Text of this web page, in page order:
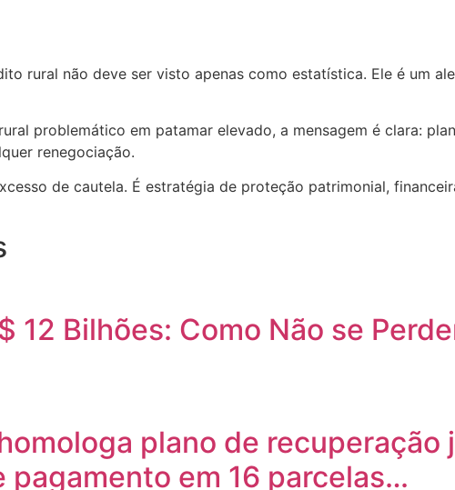
rural não deve ser visto apenas como estatística. Ele é um
problemático em patamar elevado, a mensagem é clara:
renegociação.
de cautela. É estratégia de proteção patrimonial,
12 Bilhões: Como Não se
plano de
pagamento em 16 parcelas…